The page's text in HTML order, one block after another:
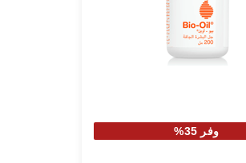
وفر 35%